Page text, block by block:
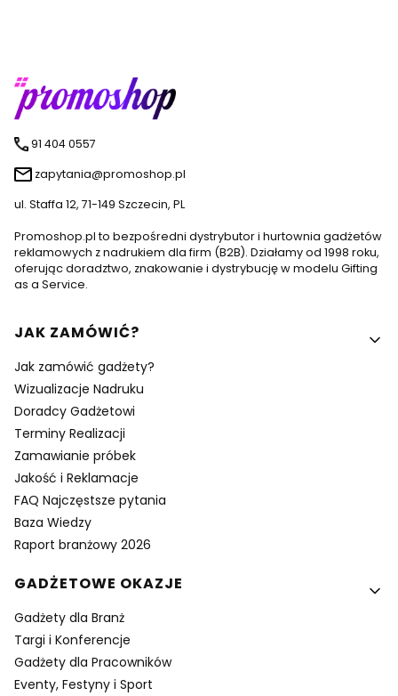
91 404 0557
zapytania@promoshop.pl
ul. Staffa 12, 71-149 Szczecin, PL
Promoshop.pl to bezpośredni dystrybutor i hurtownia gadżetów
reklamowych z nadrukiem dla firm (B2B). Działamy od 1998 roku,
oferując doradztwo, znakowanie i dystrybucję w modelu Gifting
as a Service.
Linki w stopce
JAK ZAMÓWIĆ?
Jak zamówić gadżety?
Wizualizacje Nadruku
Doradcy Gadżetowi
Terminy Realizacji
Zamawianie próbek
Jakość i Reklamacje
FAQ Najczęstsze pytania
Baza Wiedzy
Raport branżowy 2026
GADŻETOWE OKAZJE
Gadżety dla Branż
Targi i Konferencje
Gadżety dla Pracowników
Eventy, Festyny i Sport